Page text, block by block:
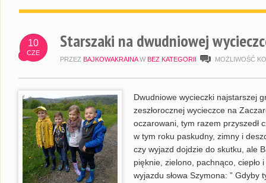
10
CZE
Starszaki na dwudniowej
PRZEZ BAJKOWAKRAINA W BEZ KATEGORII MOŻLIWOŚĆ
Dwudniowe wycieczki najstarszej
zeszłorocznej wycieczce na
oczarowani, tym razem przyszedł
w tym roku paskudny, zimny i
czy wyjazd dojdzie do skutku, ale
pięknie, zielono, pachnąco, ciepło
wyjazdu słowa Szymona: ” Gdyby